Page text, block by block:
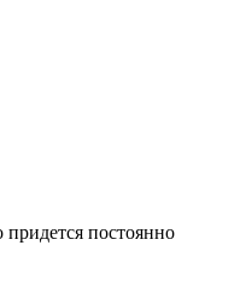
постоянно